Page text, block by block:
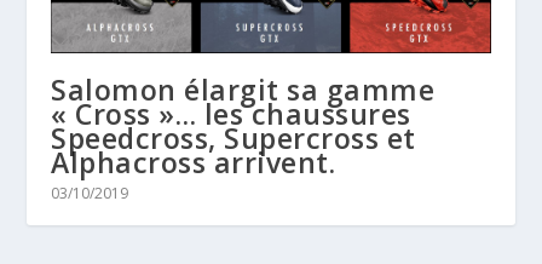
Salomon élargit sa gamme
« Cross »… les chaussures
Speedcross, Supercross et
Alphacross arrivent.
03/10/2019